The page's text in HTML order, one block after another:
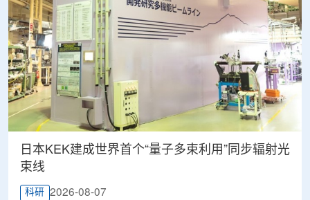
日本KEK建成世界首个“量子多束利用”同步辐射光
束线
科研 2026-08-07